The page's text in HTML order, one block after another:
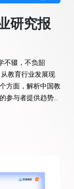
研究报
不辍，不负韶
教育行业发展现
方面，解析中国教
参与者提供趋势洞